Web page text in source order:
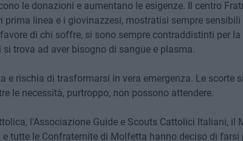
le donazioni e aumentano le esigenze. Il centro
prima linea e i giovinazzesi, mostratisi sempre
di chi soffre, si sono sempre contraddistinti per
trova ad aver bisogno di sangue e plasma.
e rischia di trasformarsi in vera emergenza. Le scorte
le necessità, purtroppo, non possono attendere.
l'Associazione Guide e Scouts Cattolici Italiani, il
tutte le Confraternite di Molfetta hanno deciso di farsi